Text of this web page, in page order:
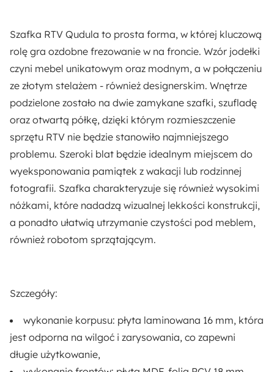
Czarny połysk
Kolor korpusu:
Czarny mat
Styl:
Glamour Nowoczesny
Kolor:
Czarny mat
Czarny połysk
Ilość paczek:
Liczba szuflad:
Dostępne oświetlenie:
Nie
Szafka RTV Qudula to prosta forma, w której kluczową
rolę gra ozdobne frezowanie w na froncie. Wzór jodełki
czyni mebel unikatowym oraz modnym, a w połączeniu
ze złotym stelażem - również designerskim. Wnętrze
podzielone zostało na dwie zamykane szafki, szufladę
oraz otwartą półkę, dzięki którym rozmieszczenie
sprzętu RTV nie będzie stanowiło najmniejszego
problemu. Szeroki blat będzie idealnym miejscem do
wyeksponowania pamiątek z wakacji lub rodzinnej
fotografii. Szafka charakteryzuje się również wysokimi
nóżkami, które nadadzą wizualnej lekkości konstrukcji,
a ponadto ułatwią utrzymanie czystości pod meblem,
również robotom sprzątającym.
Szczegóły:
wykonanie korpusu: płyta laminowana 16 mm, która
jest odporna na wilgoć i zarysowania, co zapewni
długie użytkowanie,